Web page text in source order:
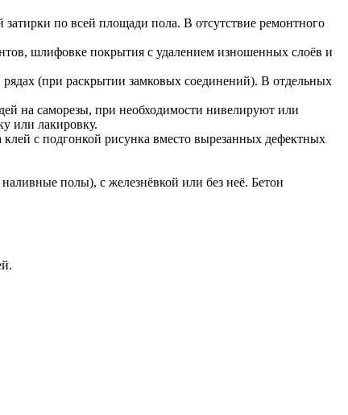
по всей площади пола. В отсутствие ремонтного
шлифовке покрытия с удалением изношенных слоёв и
(при раскрытии замковых соединений). В отдельных
на саморезы, при необходимости нивелируют или
или лакировку.
с подгонкой рисунка вместо вырезанных дефектных
полы), с железнёвкой или без неё. Бетон